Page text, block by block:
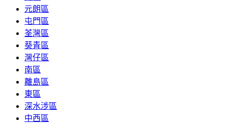
元朗區
屯門區
荃灣區
葵青區
灣仔區
南區
離島區
東區
深水涉區
中西區